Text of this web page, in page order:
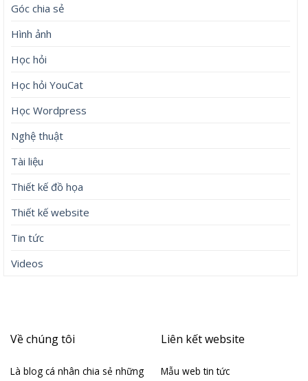
Góc chia sẻ
Hình ảnh
Học hỏi
Học hỏi YouCat
Học Wordpress
Nghệ thuật
Tài liệu
Thiết kế đồ họa
Thiết kế website
Tin tức
Videos
Về chúng tôi
Là blog cá nhân chia sẻ những
Liên kết website
Mẫu web tin tức